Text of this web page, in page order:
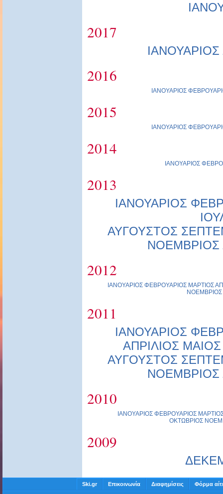
2017
ΙΑΝΟΥΑΡΙΟΣ
2016
ΙΑΝΟΥΑΡΙΟΣ
2015
ΙΑΝΟΥΑΡΙΟΣ
2014
ΙΑΝΟΥΑΡΙΟΣ
2013
ΙΑΝΟΥΑΡΙΟΣ
ΑΥΓΟΥΣΤΟΣ
ΝΟΕΜΒΡΙΟΣ
2012
ΙΑΝΟΥΑΡΙΟΣ ΦΕΒΡΟΥΑΡΙΟΣ ΜΑΡΤΙΟΣ
ΝΟΕΜΒΡΙΟΣ
2011
ΙΑΝΟΥΑΡΙΟΣ
ΑΠΡΙΛΙΟΣ ΜΑΙΟΣ
ΑΥΓΟΥΣΤΟΣ
ΝΟΕΜΒΡΙΟΣ
2010
ΙΑΝΟΥΑΡΙΟΣ ΦΕΒΡΟΥΑΡΙΟΣ
ΟΚΤΩΒΡΙΟΣ
2009
Ski.gr Επικοινωνία Διαφημίσεις Φόρμα